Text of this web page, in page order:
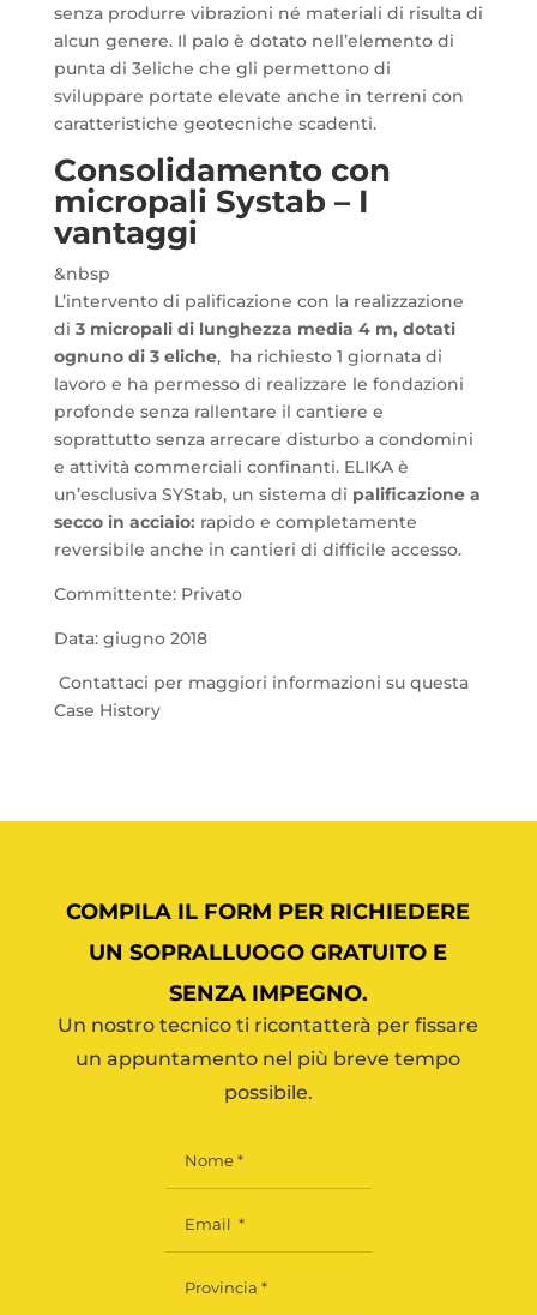
senza produrre vibrazioni né materiali di risulta di
alcun genere. Il palo è dotato nell’elemento di
punta di 3eliche che gli permettono di
sviluppare portate elevate anche in terreni con
caratteristiche geotecniche scadenti.
Consolidamento con
micropali Systab – I
vantaggi
&nbsp
L’intervento di palificazione con la realizzazione
di 3 micropali di lunghezza media 4 m, dotati
ognuno di 3 eliche, ha richiesto 1 giornata di
lavoro e ha permesso di realizzare le fondazioni
profonde senza rallentare il cantiere e
soprattutto senza arrecare disturbo a condomini
e attività commerciali confinanti. ELIKA è
un’esclusiva SYStab, un sistema di palificazione a
secco in acciaio: rapido e completamente
reversibile anche in cantieri di difficile accesso.
Committente: Privato
Data: giugno 2018
Contattaci per maggiori informazioni su questa
Case History
COMPILA IL FORM PER RICHIEDERE
UN SOPRALLUOGO GRATUITO E
SENZA IMPEGNO.
Un nostro tecnico ti ricontatterà per fissare
un appuntamento nel più breve tempo
possibile.